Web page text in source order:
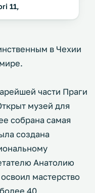
11,
в Чехии
части Праги
музей для
собрана самая
создана
Анатолию
мастерство
40